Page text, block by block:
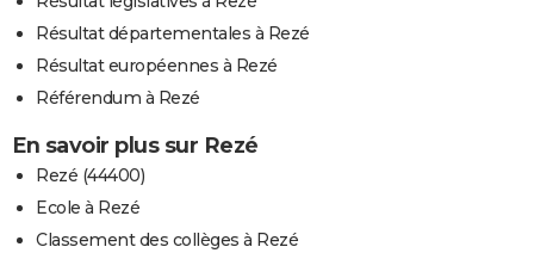
Résultat départementales à Rezé
Résultat européennes à Rezé
Référendum à Rezé
En savoir plus sur Rezé
Rezé (44400)
Ecole à Rezé
Classement des collèges à Rezé